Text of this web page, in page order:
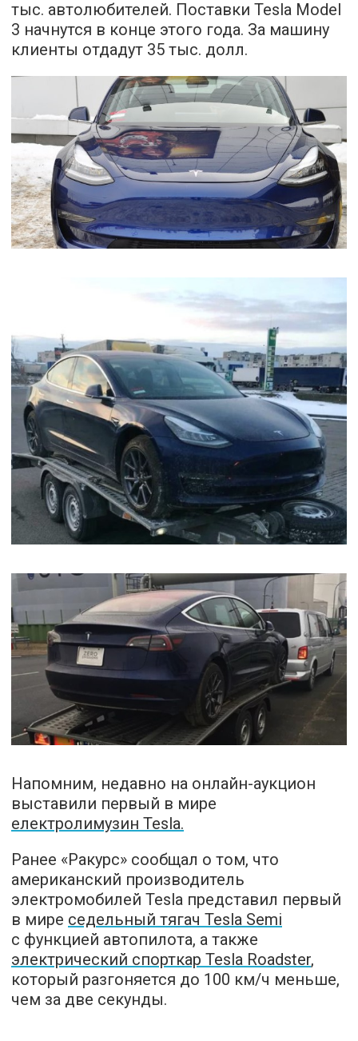
тыс. автолюбителей. Поставки Tesla Model
3 начнутся в конце этого года. За машину
клиенты отдадут 35 тыс. долл.
Напомним, недавно на онлайн-аукцион
выставили первый в мире
електролимузин Tesla.
Ранее «Ракурс» сообщал о том, что
американский производитель
электромобилей Tesla представил первый
в мире седельный тягач Tesla Semi
с функцией автопилота, а также
электрический спорткар Tesla Roadster,
который разгоняется до 100 км/ч меньше,
чем за две секунды.